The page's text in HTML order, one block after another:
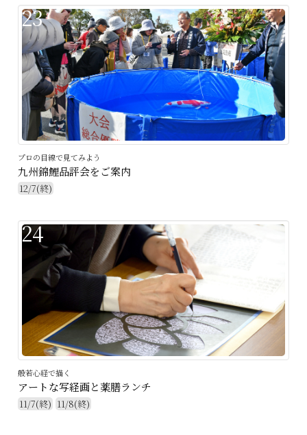
23
プロの目線で見てみよう
九州錦鯉品評会をご案内
12/7(終)
24
般若心経で描く
アートな写経画と薬膳ランチ
11/7(終) 11/8(終)